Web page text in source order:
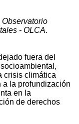
Observatorio
- OLCA.
fuera del
crisis climática
a la profundización
en la
de derechos